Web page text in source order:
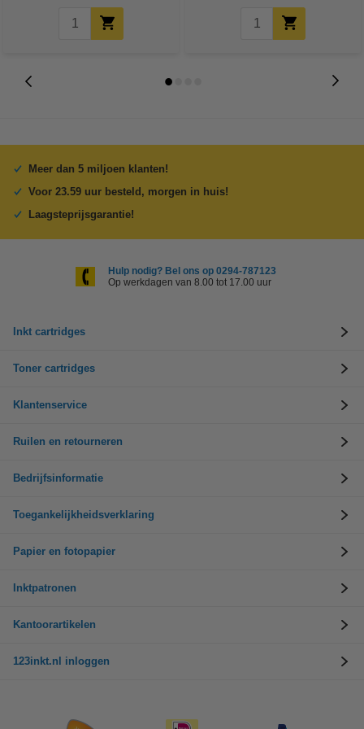
Meer dan 5 miljoen klanten!
Voor 23.59 uur besteld, morgen in huis!
Laagsteprijsgarantie!
Hulp nodig? Bel ons op 0294-787123
Op werkdagen van 8.00 tot 17.00 uur
Inkt cartridges
Toner cartridges
Klantenservice
Ruilen en retourneren
Bedrijfsinformatie
Toegankelijkheidsverklaring
Papier en fotopapier
Inktpatronen
Kantoorartikelen
123inkt.nl inloggen